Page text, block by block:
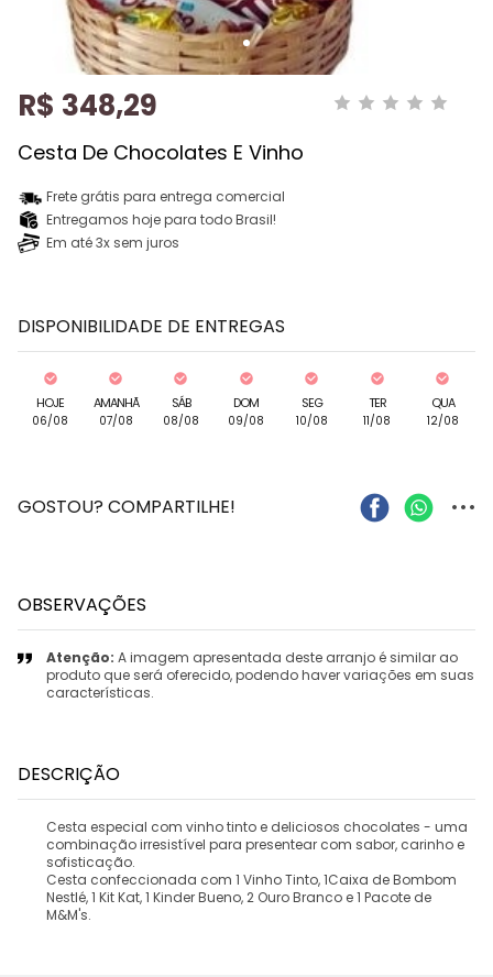
R$ 348,29
Cesta De Chocolates E Vinho
Frete grátis para entrega comercial
Entregamos hoje para todo Brasil!
Em até 3x sem juros
DISPONIBILIDADE DE ENTREGAS
HOJE
06/08
AMANHÃ
07/08
SÁB
08/08
DOM
09/08
SEG
10/08
TER
11/08
QUA
12/08
GOSTOU? COMPARTILHE! ...
OBSERVAÇÕES
Atenção: A imagem apresentada deste arranjo é similar ao
produto que será oferecido, podendo haver variações em suas
características.
DESCRIÇÃO
Cesta especial com vinho tinto e deliciosos chocolates - uma
combinação irresistível para presentear com sabor, carinho e
sofisticação.
Cesta confeccionada com 1 Vinho Tinto, 1Caixa de Bombom
Nestlé, 1 Kit Kat, 1 Kinder Bueno, 2 Ouro Branco e 1 Pacote de
M&M's.